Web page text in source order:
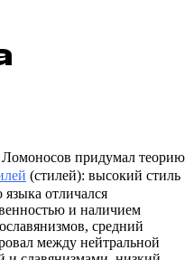
придумал теорию
(стилей): высокий стиль
языка отличался
и наличием
средний
между нейтральной